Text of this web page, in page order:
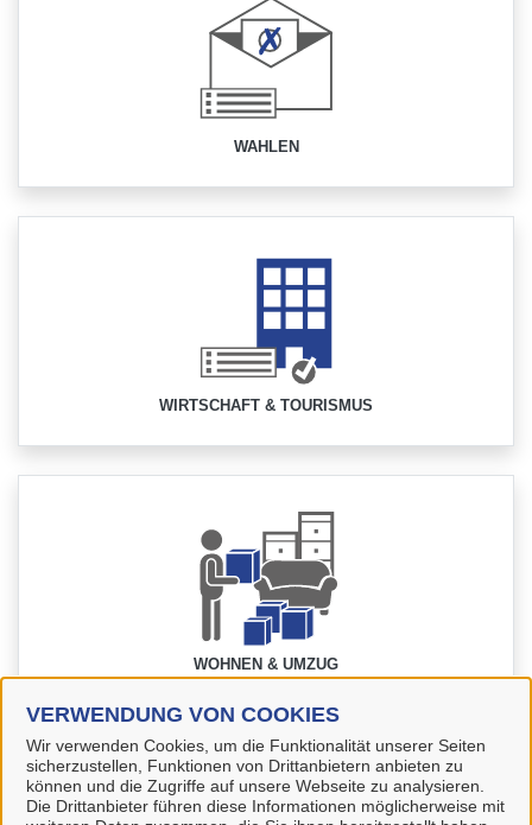
VERWENDUNG VON COOKIES
Wir verwenden Cookies, um die Funktionalität unserer Seiten
sicherzustellen, Funktionen von Drittanbietern anbieten zu
können und die Zugriffe auf unsere Webseite zu analysieren.
Die Drittanbieter führen diese Informationen möglicherweise mit
WAHLEN
WIRTSCHAFT & TOURISMUS
WOHNEN & UMZUG